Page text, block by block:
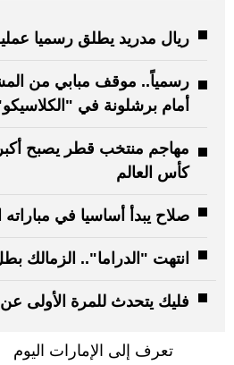
ريال مدريد يطلق رسميا
رسمياً.. موقف مبابي من
أمام برشلونة في
مهاجم منتخب قطر يصبح
كأس العالم
صلاح يبدأ أساسيا في مباراته
انتهت "الدراما".. الزمالك
فليك يتحدث للمرة الأولى
تعرف إلى الإمارات اليوم